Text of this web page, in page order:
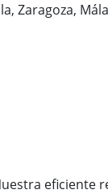
Zaragoza,
eficiente